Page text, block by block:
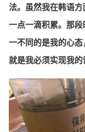
法。虽然我在韩语方
一点一滴积累。那
一不同的是我的心态
就是我必须实现我的